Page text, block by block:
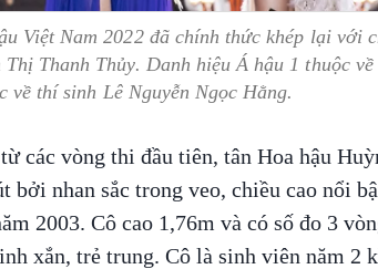
Việt Nam 2022 đã chính thức khép lại với
Thị Thanh Thủy. Danh hiệu Á hậu 1 thuộc
về thí sinh Lê Nguyễn Ngọc Hằng.
các vòng thi đầu tiên, tân Hoa hậu
bởi nhan sắc trong veo, chiều cao nổi
2003. Cô cao 1,76m và có số đo 3
xắn, trẻ trung. Cô là sinh viên năm 2